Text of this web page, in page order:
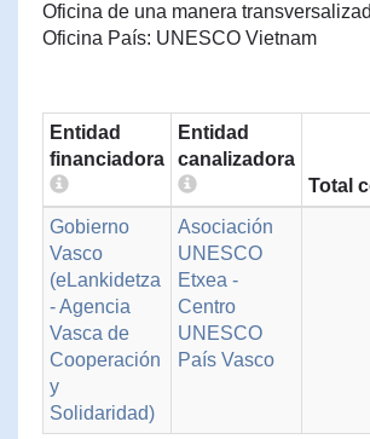
Oficina de una manera
Oficina País: UNESCO Vietnam
Entidad
financiadora
Entidad
canalizadora
Total
Gobierno
Vasco
(eLankidetza
- Agencia
Vasca de
Cooperación
y
Solidaridad)
Asociación
UNESCO
Etxea -
Centro
UNESCO
País Vasco